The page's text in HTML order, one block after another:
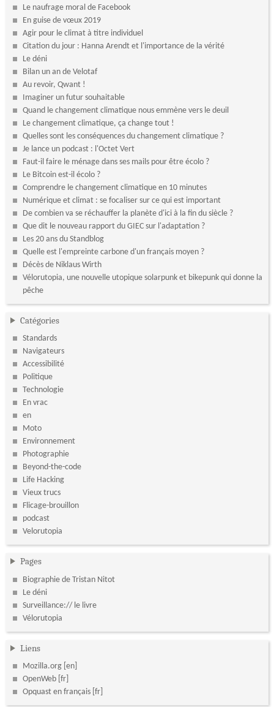
Le naufrage moral de Facebook
En guise de vœux 2019
Agir pour le climat à titre individuel
Citation du jour : Hanna Arendt et l'importance de la vérité
Le déni
Bilan un an de Velotaf
Au revoir, Qwant !
Imaginer un futur souhaitable
Quand le changement climatique nous emmène vers le deuil
Le changement climatique, ça change tout !
Quelles sont les conséquences du changement climatique ?
Je lance un podcast : l'Octet Vert
Faut-il faire le ménage dans ses mails pour être écolo ?
Le Bitcoin est-il écolo ?
Comprendre le changement climatique en 10 minutes
Numérique et climat : se focaliser sur ce qui est important
De combien va se réchauffer la planète d'ici à la fin du siècle ?
Que dit le nouveau rapport du GIEC sur l'adaptation ?
Les 20 ans du Standblog
Quelle est l'empreinte carbone d'un français moyen ?
Décès de Niklaus Wirth
Vélorutopia, une nouvelle utopique solarpunk et bikepunk qui donne la
pêche
Catégories
Standards
Navigateurs
Accessibilité
Politique
Technologie
En vrac
en
Moto
Environnement
Photographie
Beyond-the-code
Life Hacking
Vieux trucs
Flicage-brouillon
podcast
Velorutopia
Pages
Biographie de Tristan Nitot
Le déni
Surveillance:// le livre
Vélorutopia
Liens
Mozilla.org
OpenWeb
Opquast en français